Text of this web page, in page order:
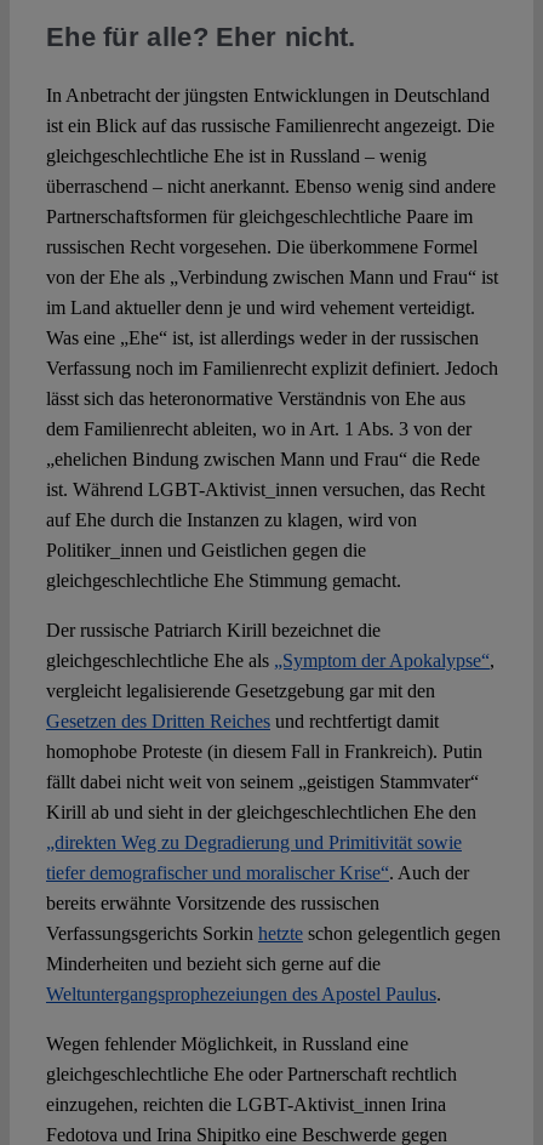
Ehe für alle? Eher nicht.
In Anbetracht der jüngsten Entwicklungen in Deutschland
ist ein Blick auf das russische Familienrecht angezeigt. Die
gleichgeschlechtliche Ehe ist in Russland – wenig
überraschend – nicht anerkannt. Ebenso wenig sind andere
Partnerschaftsformen für gleichgeschlechtliche Paare im
russischen Recht vorgesehen. Die überkommene Formel
von der Ehe als „Verbindung zwischen Mann und Frau“ ist
im Land aktueller denn je und wird vehement verteidigt.
Was eine „Ehe“ ist, ist allerdings weder in der russischen
Verfassung noch im Familienrecht explizit definiert. Jedoch
lässt sich das heteronormative Verständnis von Ehe aus
dem Familienrecht ableiten, wo in Art. 1 Abs. 3 von der
„ehelichen Bindung zwischen Mann und Frau“ die Rede
ist. Während LGBT-Aktivist_innen versuchen, das Recht
auf Ehe durch die Instanzen zu klagen, wird von
Politiker_innen und Geistlichen gegen die
gleichgeschlechtliche Ehe Stimmung gemacht.
Der russische Patriarch Kirill bezeichnet die
gleichgeschlechtliche Ehe als „Symptom der Apokalypse“,
vergleicht legalisierende Gesetzgebung gar mit den
Gesetzen des Dritten Reichesund rechtfertigt damit
homophobe Proteste (in diesem Fall in Frankreich). Putin
fällt dabei nicht weit von seinem „geistigen Stammvater“
Kirill ab und sieht in der gleichgeschlechtlichen Ehe den
„direkten Weg zu Degradierung und Primitivität sowie
tiefer demografischer und moralischer Krise“. Auch der
bereits erwähnte Vorsitzende des russischen
Verfassungsgerichts Sorkin hetzteschon gelegentlich gegen
Minderheiten und bezieht sich gerne auf die
Weltuntergangsprophezeiungen des Apostel Paulus.
Wegen fehlender Möglichkeit, in Russland eine
gleichgeschlechtliche Ehe oder Partnerschaft rechtlich
einzugehen, reichten die LGBT-Aktivist_innen Irina
Fedotova und Irina Shipitko eine Beschwerde gegen